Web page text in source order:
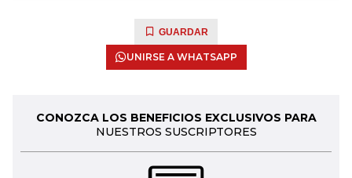
GUARDAR
UNIRSE A WHATSAPP
CONOZCA LOS BENEFICIOS EXCLUSIVOS PARA
NUESTROS SUSCRIPTORES